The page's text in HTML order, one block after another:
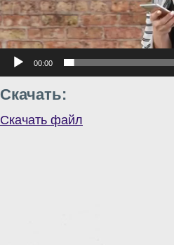
00:00
Скачать:
Скачать файл